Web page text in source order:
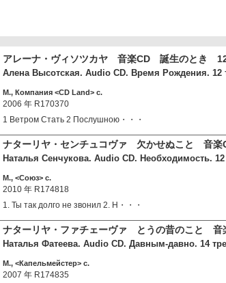
アレーナ・ヴィソツカヤ 音楽CD 誕生のとき
Алена Высотская. Audio CD. Время Рождения. 12
М., Компания <CD Land> c.
2006 年 R170370
1 Ветром Стать 2 Послушною・・・
ナターリヤ・センチュコヴァ 欠かせぬこと 音
Наталья Сенчукова. Audio CD. Необходимость. 12
М., <Союз> c.
2010 年 R174818
1. Ты так долго не звонил 2. Н・・・
ナターリヤ・ファチェーヴァ とうの昔のこと
Наталья Фатеева. Audio CD. Давным-давно. 14
М., <Капельмейстер> c.
2007 年 R174835